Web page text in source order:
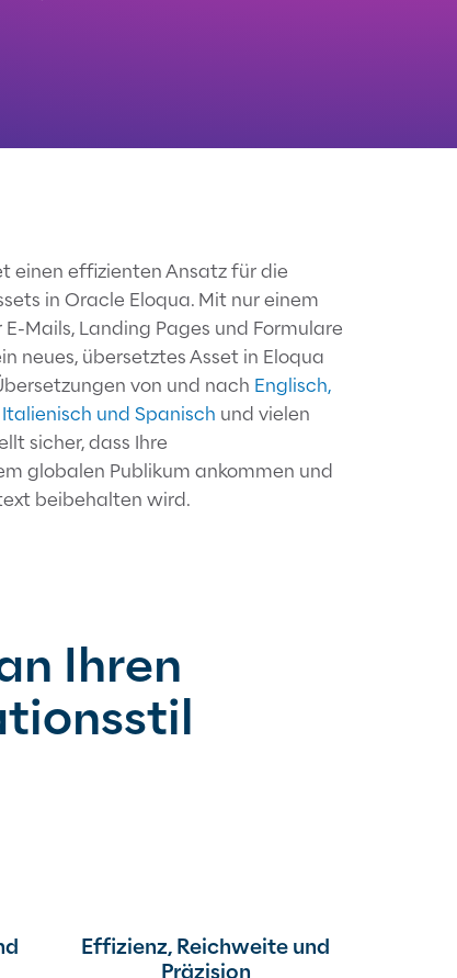
einen effizienten Ansatz für die
in Oracle Eloqua. Mit nur einem
Mails, Landing Pages und Formulare
neues, übersetztes Asset in Eloqua
von und nach Englisch,
Italienisch und Spanisch und vielen
sicher, dass Ihre
globalen Publikum ankommen und
beibehalten wird.
Ihren
Effizienz, Reichweite und
Präzision